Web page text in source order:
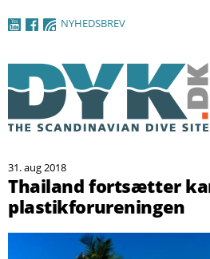
NYHEDSBREV
Magasinet
Nyheder
Artikler
31. aug 2018
Thailand fortsætter
plastikforureningen